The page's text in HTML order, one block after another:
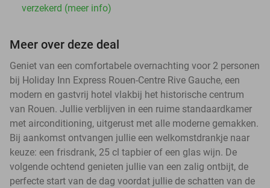
verzekerd (meer info)
Meer over deze deal
Geniet van een comfortabele overnachting voor 2 personen
bij Holiday Inn Express Rouen-Centre Rive Gauche, een
modern en gastvrij hotel vlakbij het historische centrum
van Rouen. Jullie verblijven in een ruime standaardkamer
met airconditioning, uitgerust met alle moderne gemakken.
Bij aankomst ontvangen jullie een welkomstdrankje naar
keuze: een frisdrank, 25 cl tapbier of een glas wijn. De
volgende ochtend genieten jullie van een zalig ontbijt, de
perfecte start van de dag voordat jullie de schatten van de